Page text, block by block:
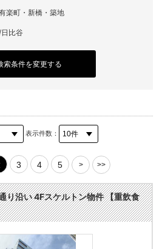
楽町・新橋・築地
比谷
索条件を変更する
表示件数：
3 4 5 > >>
り沿い 4Fスケルトン物件 【重飲食